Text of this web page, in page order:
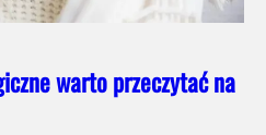
warto przeczytać na